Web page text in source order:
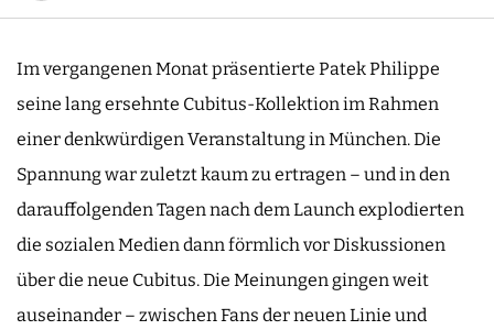
Im vergangenen Monat präsentierte Patek Philippe
seine lang ersehnte Cubitus-Kollektion im Rahmen
einer denkwürdigen Veranstaltung in München. Die
Spannung war zuletzt kaum zu ertragen – und in den
darauffolgenden Tagen nach dem Launch explodierten
die sozialen Medien dann förmlich vor Diskussionen
über die neue Cubitus. Die Meinungen gingen weit
auseinander – zwischen Fans der neuen Linie und